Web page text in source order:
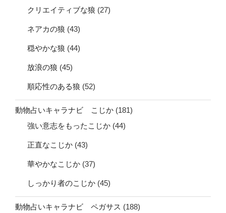
クリエイティブな狼 (27)
ネアカの狼 (43)
穏やかな狼 (44)
放浪の狼 (45)
順応性のある狼 (52)
動物占いキャラナビ こじか (181)
強い意志をもったこじか (44)
正直なこじか (43)
華やかなこじか (37)
しっかり者のこじか (45)
動物占いキャラナビ ペガサス (188)